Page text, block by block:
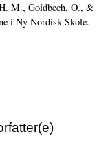
M., Goldbech, O., &
i Ny Nordisk Skole.